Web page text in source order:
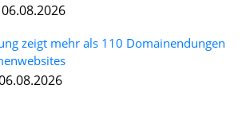
zeigt mehr als 110 Domainendungen